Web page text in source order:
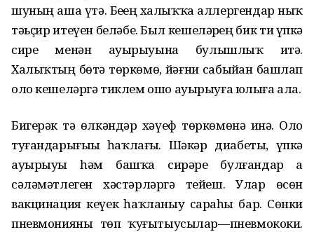
шуның аша үтә. Беҙҙең халыҡҡа аллергендар ныҡ
тәьҫир итеүен беләбеҙ. Был кешеләрҙең бик тиҙ үпкә
сире менән ауырыуына булышлыҡ итә.
Халыҡтың бөтә төркөмө, йәғни сабыйҙан башлап
оло кешеләргә тиклем ошо ауырыуға юлыға ала.
Бигерәк тә өлкәндәр хәүеф төркөмөнә инә. Оло
туғандарығыҙҙы һаҡлағыҙ. Шәкәр диабеты, үпкә
ауырыуы һәм башҡа сирҙәре булғандар ҙа
сәләмәтлеген хәстәрләргә тейеш. Улар өсөн
вакцинация кеүек һаҡланыу сараһы бар. Сөнки
пневмонияны төп ҡуҙғытыусылар—пневмококи.